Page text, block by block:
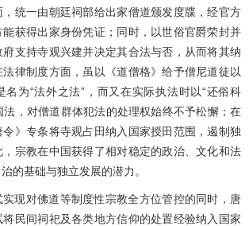
统一由朝廷祠部给出家僧道颁发度牒，经官方
获得出家身份凭证；同时，以世俗官爵荣封并
支持寺观兴建并决定其合法与否，从而将其纳
法律制度方面，虽以《道僧格》给予僧尼道徒以
名为“法外之法”，而又在实际执法时以“还俗科
法，对僧道群体犯法的处理权始终不予松懈；在
》专条将寺观占田纳入国家授田范围，遏制独
宗教在中国获得了相对稳定的政治、文化和法
的基础与独立发展的潜力。
现对佛道等制度性宗教全方位管控的同时，唐
民间祠祀及各类地方信仰的处置经验纳入国家